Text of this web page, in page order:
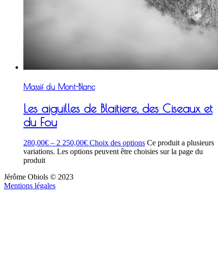
Massif du Mont-Blanc
Les aiguilles de Blaitiere, des Ciseaux et
du Fou
280,00€ – 2 250,00€ Choix des options Ce produit a plusieurs
variations. Les options peuvent être choisies sur la page du
produit
Jérôme Obiols © 2023
Mentions légales